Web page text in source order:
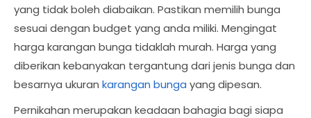
yang tidak boleh diabaikan. Pastikan memilih bunga
sesuai dengan budget yang anda miliki. Mengingat
harga karangan bunga tidaklah murah. Harga yang
diberikan kebanyakan tergantung dari jenis bunga dan
besarnya ukuran karangan bunga yang dipesan.
Pernikahan merupakan keadaan bahagia bagi siapa